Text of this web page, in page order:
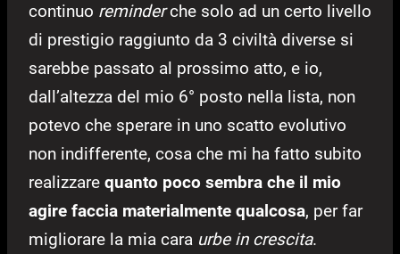
continuo reminderche solo ad un certo livello
di prestigio raggiunto da 3 civiltà diverse si
sarebbe passato al prossimo atto, e io,
dall’altezza del mio 6° posto nella lista, non
potevo che sperare in uno scatto evolutivo
non indifferente, cosa che mi ha fatto subito
realizzare quanto poco sembra che il mio
agire faccia materialmente qualcosa, per far
migliorare la mia cara urbe in crescita.